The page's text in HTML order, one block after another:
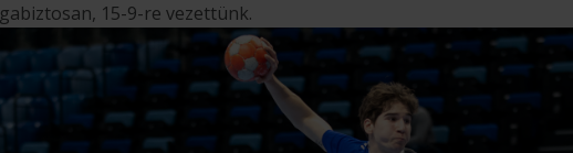
15-9-re vezettünk.